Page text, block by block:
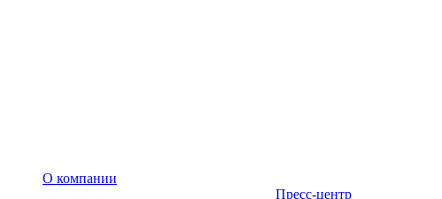
О компании
Пресс-центр